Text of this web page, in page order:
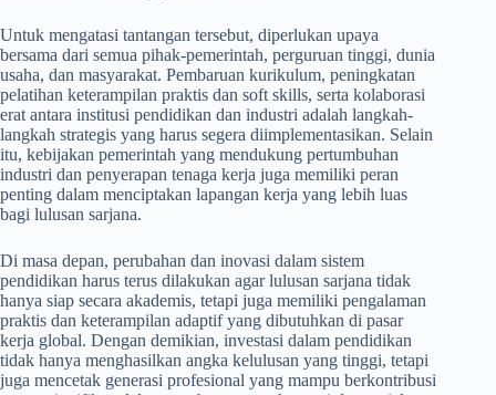
Untuk mengatasi tantangan tersebut, diperlukan upaya
bersama dari semua pihak-pemerintah, perguruan tinggi, dunia
usaha, dan masyarakat. Pembaruan kurikulum, peningkatan
pelatihan keterampilan praktis dan soft skills, serta kolaborasi
erat antara institusi pendidikan dan industri adalah langkah-
langkah strategis yang harus segera diimplementasikan. Selain
itu, kebijakan pemerintah yang mendukung pertumbuhan
industri dan penyerapan tenaga kerja juga memiliki peran
penting dalam menciptakan lapangan kerja yang lebih luas
bagi lulusan sarjana.
Di masa depan, perubahan dan inovasi dalam sistem
pendidikan harus terus dilakukan agar lulusan sarjana tidak
hanya siap secara akademis, tetapi juga memiliki pengalaman
praktis dan keterampilan adaptif yang dibutuhkan di pasar
kerja global. Dengan demikian, investasi dalam pendidikan
tidak hanya menghasilkan angka kelulusan yang tinggi, tetapi
juga mencetak generasi profesional yang mampu berkontribusi